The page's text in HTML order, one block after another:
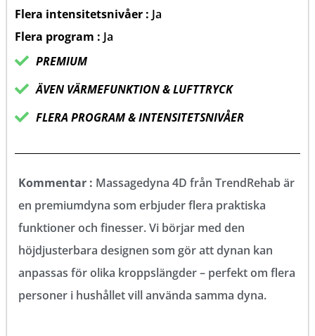
Flera intensitetsnivåer : Ja
Flera program : Ja
PREMIUM
ÄVEN VÄRMEFUNKTION & LUFTTRYCK
FLERA PROGRAM & INTENSITETSNIVÅER
Kommentar : Massagedyna 4D från TrendRehab är
en premiumdyna som erbjuder flera praktiska
funktioner och finesser. Vi börjar med den
höjdjusterbara designen som gör att dynan kan
anpassas för olika kroppslängder – perfekt om flera
personer i hushållet vill använda samma dyna.